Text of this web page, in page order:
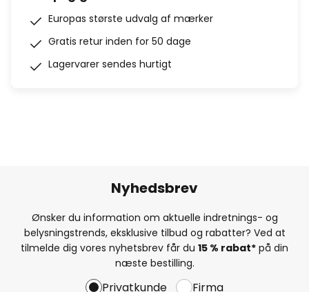
Europas største udvalg af mærker
Gratis retur inden for 50 dage
Lagervarer sendes hurtigt
Nyhedsbrev
Ønsker du information om aktuelle indretnings- og
belysningstrends, eksklusive tilbud og rabatter? Ved at
tilmelde dig vores nyhetsbrev får du 15 % rabat* på din
næste bestilling.
Privatkunde Firma